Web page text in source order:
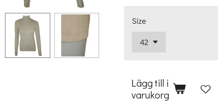
Size
Lägg till i
varukorg